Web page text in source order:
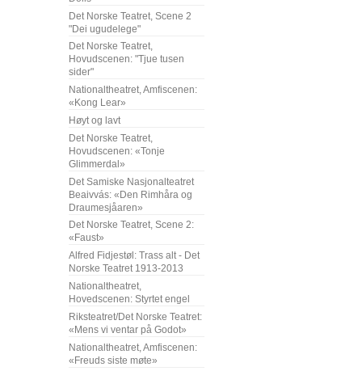
Det Norske Teatret, Scene 2
"Dei ugudelege"
Det Norske Teatret,
Hovudscenen: "Tjue tusen
sider"
Nationaltheatret, Amfiscenen:
«Kong Lear»
Høyt og lavt
Det Norske Teatret,
Hovudscenen: «Tonje
Glimmerdal»
Det Samiske Nasjonalteatret
Beaivvás: «Den Rimhåra og
Draumesjåaren»
Det Norske Teatret, Scene 2:
«Faust»
Alfred Fidjestøl: Trass alt - Det
Norske Teatret 1913-2013
Nationaltheatret,
Hovedscenen: Styrtet engel
Riksteatret/Det Norske Teatret:
«Mens vi ventar på Godot»
Nationaltheatret, Amfiscenen:
«Freuds siste møte»